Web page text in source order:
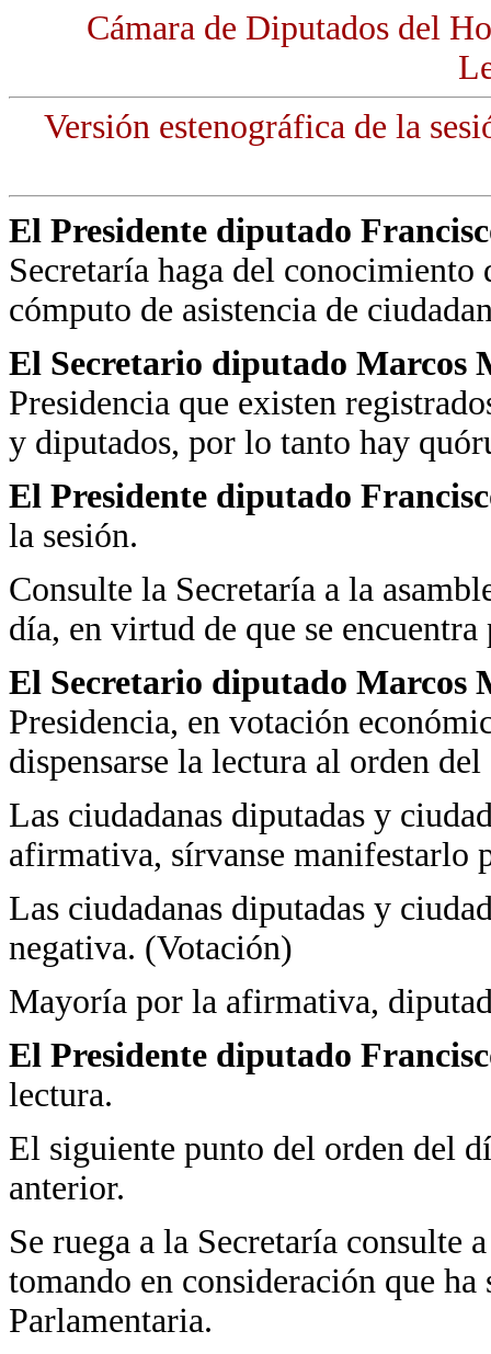
Cámara de Diputados del
Versión estenográfica de la
El Presidente diputado
Secretaría haga del conocimiento
cómputo de asistencia de
El Secretario diputado Marcos
Presidencia que existen
y diputados, por lo tanto hay
El Presidente diputado
la sesión.
Consulte la Secretaría a la
día, en virtud de que se
El Secretario diputado Marcos
Presidencia, en votación
dispensarse la lectura al orden del
Las ciudadanas diputadas y
afirmativa, sírvanse manifestarlo
Las ciudadanas diputadas y
negativa. (Votación)
Mayoría por la afirmativa,
El Presidente diputado
lectura.
El siguiente punto del orden del
anterior.
Se ruega a la Secretaría consulte
tomando en consideración que
Parlamentaria.